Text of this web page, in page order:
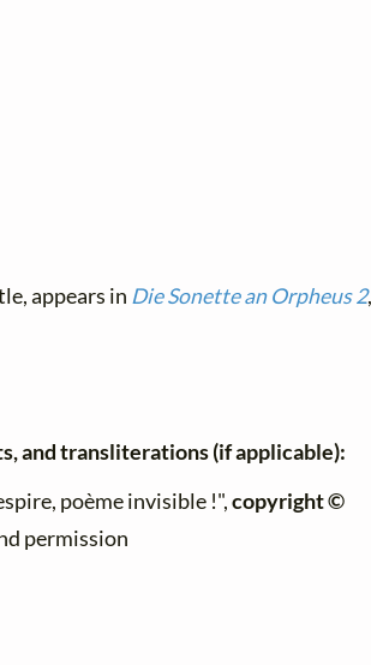
appears in Die Sonette an Orpheus 2,
and transliterations (if applicable):
poème invisible !",copyright ©
permission